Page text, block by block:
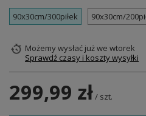
90x30cm/300piłek 90x30cm/
Możemy wysłać jużwe wtorek
Sprawdź czasy i koszty wysyłki
299,99 zł/ szt.